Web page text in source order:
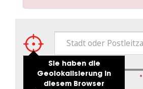
m
e
s
30 km